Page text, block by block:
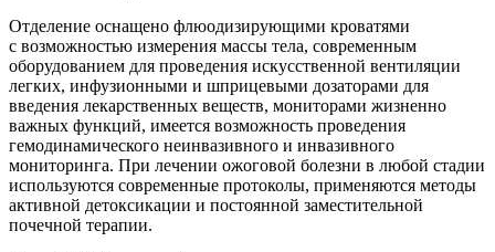
Отделение оснащено флюодизирующими кроватями
с возможностью измерения массы тела, современным
оборудованием для проведения искусственной вентиляции
легких, инфузионными и шприцевыми дозаторами для
введения лекарственных веществ, мониторами жизненно
важных функций, имеется возможность проведения
гемодинамического неинвазивного и инвазивного
мониторинга. При лечении ожоговой болезни в любой стадии
используются современные протоколы, применяются методы
активной детоксикации и постоянной заместительной
почечной терапии.